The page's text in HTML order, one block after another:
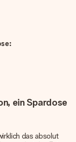
ein Spardose
das absolut